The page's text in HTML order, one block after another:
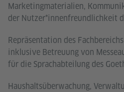
Marketingmaterialien,
der Nutzer*innenfreundlichkeit
Repräsentation des
inklusive Betreuung von
für die Sprachabteilung des
Haushaltsüberwachung,